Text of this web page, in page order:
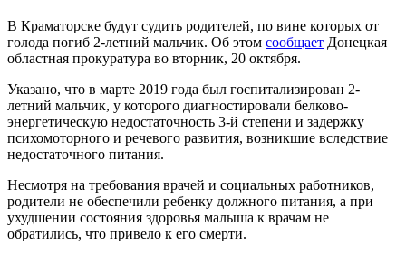
В Краматорске будут судить родителей, по вине которых от
голода погиб 2-летний мальчик. Об этом сообщает Донецкая
областная прокуратура во вторник, 20 октября.
Указано, что в марте 2019 года был госпитализирован 2-
летний мальчик, у которого диагностировали белково-
энергетическую недостаточность 3-й степени и задержку
психомоторного и речевого развития, возникшие вследствие
недостаточного питания.
Несмотря на требования врачей и социальных работников,
родители не обеспечили ребенку должного питания, а при
ухудшении состояния здоровья малыша к врачам не
обратились, что привело к его смерти.